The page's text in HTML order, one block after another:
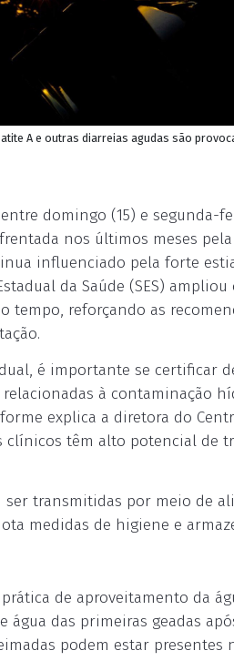
A e outras diarreias agudas são
domingo (15) e segunda-
nos últimos meses
influenciado pela forte
da Saúde (SES)
tempo, reforçando as
é importante se certificar
à contaminação
explica a diretora do
clínicos têm alto potencial de
ser transmitidas por meio de
medidas de higiene e
de aproveitamento da
água das primeiras geadas
podem estar presentes